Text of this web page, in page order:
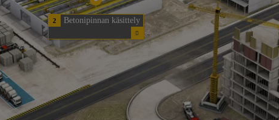
2 Betonipinnan käsittely